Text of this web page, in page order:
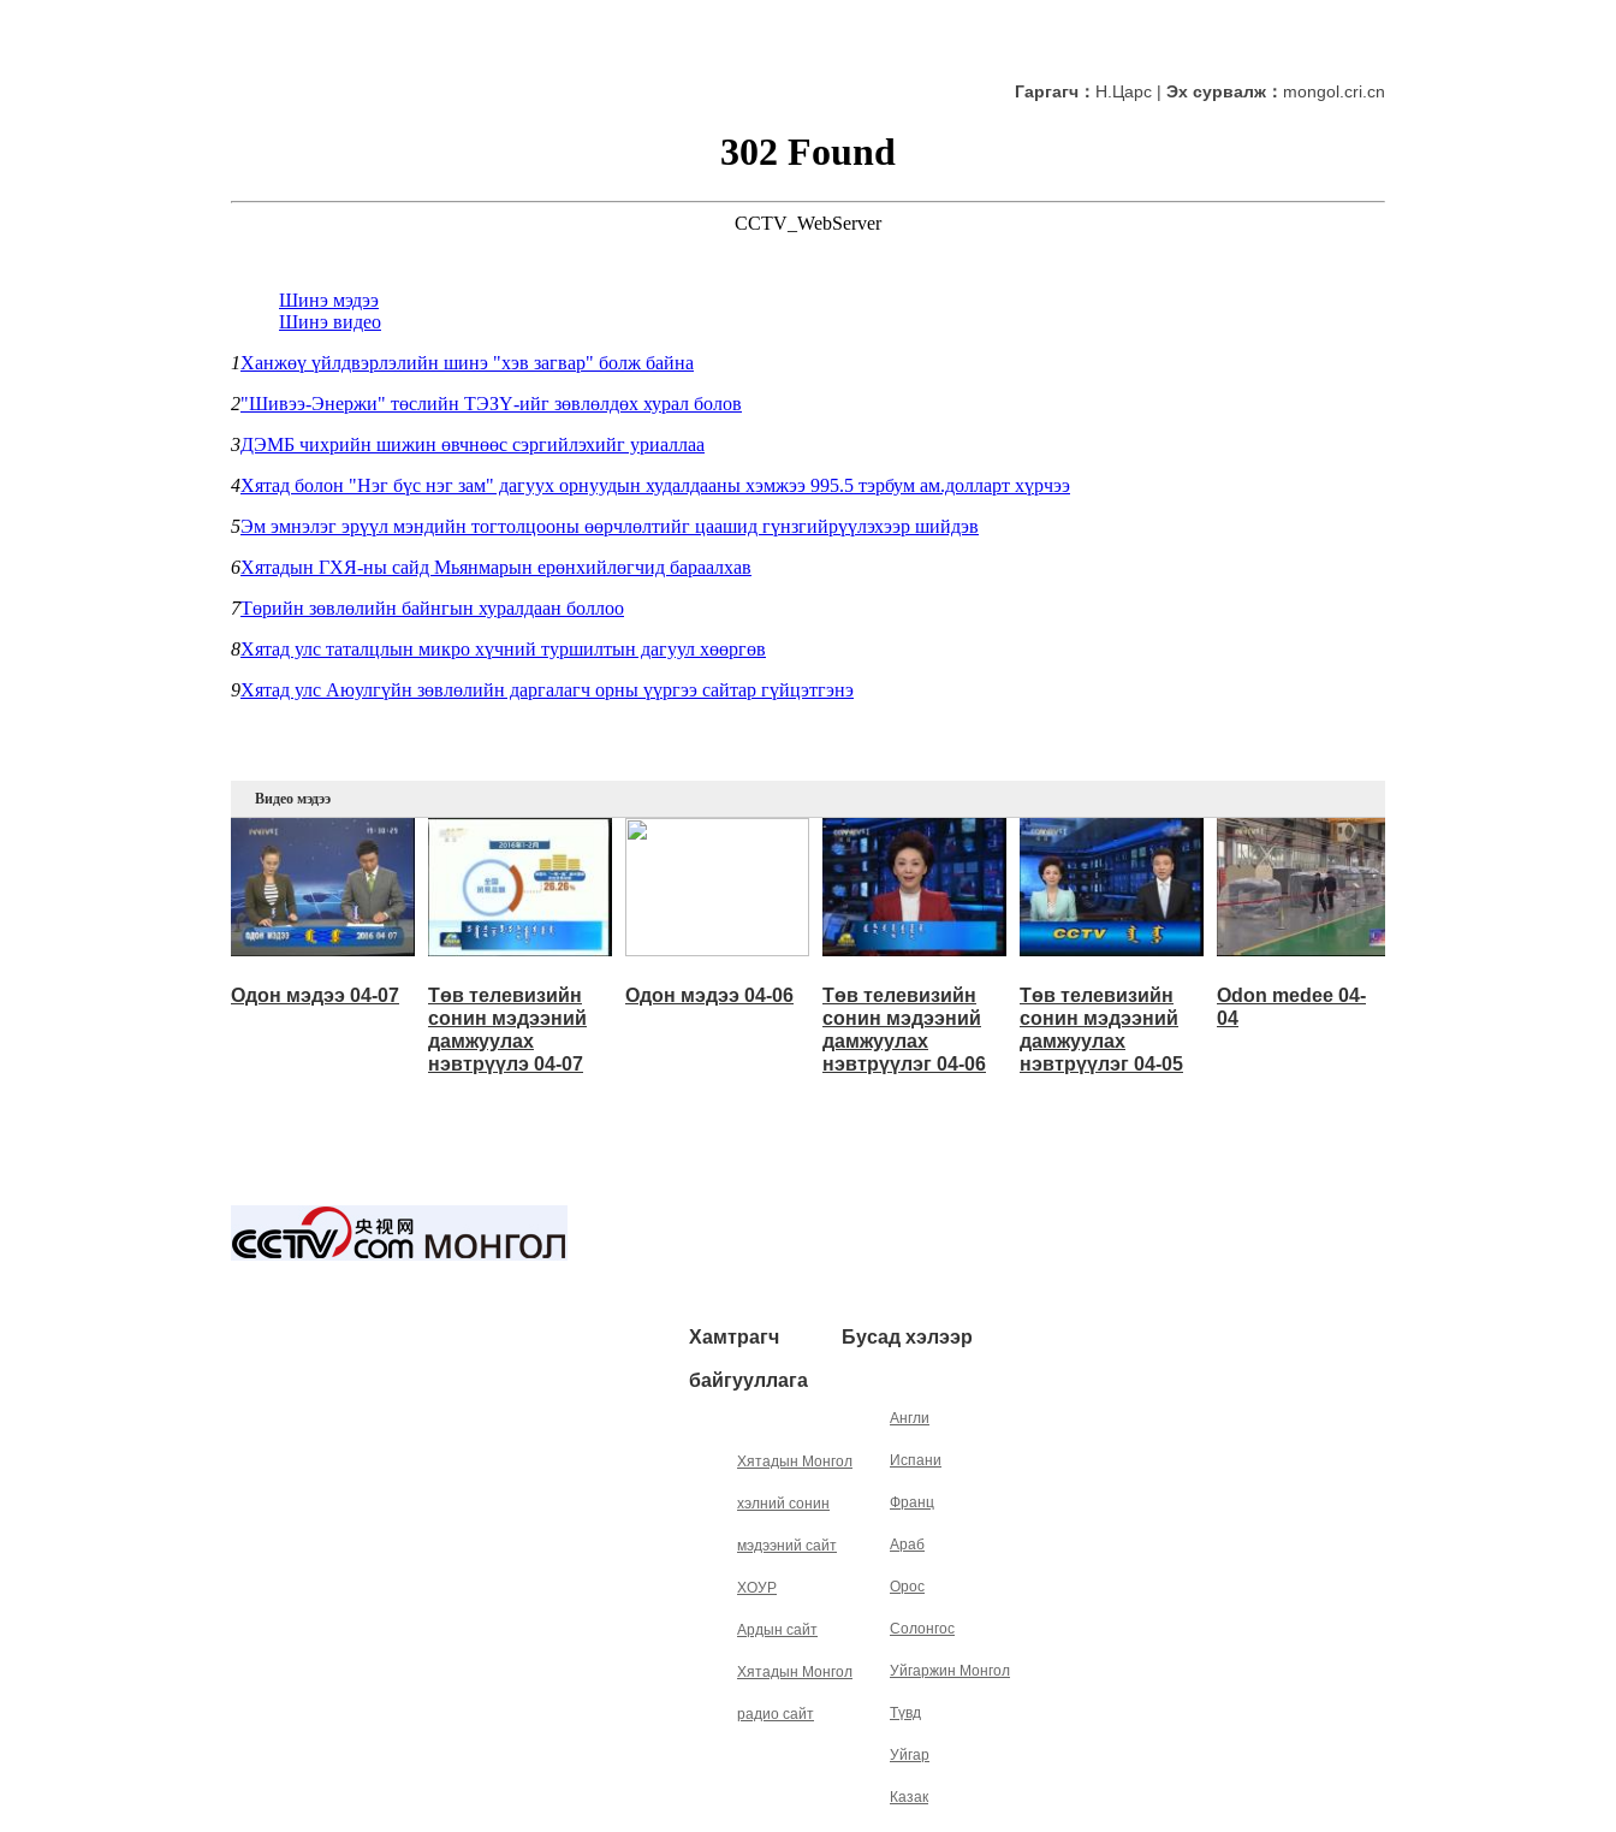
Гаргагч： Н.Царс | Эх сурвалж： mongol.cri.cn
302 Found
CCTV_WebServer
Шинэ мэдээ
Шинэ видео
1Ханжөү үйлдвэрлэлийн шинэ "хэв загвар" болж байна
2"Шивээ-Энержи" төслийн ТЭЗҮ-ийг зөвлөлдөх хурал болов
3ДЭМБ чихрийн шижин өвчнөөс сэргийлэхийг уриаллаа
4Хятад болон "Нэг бүс нэг зам" дагуух орнуудын худалдааны хэмжээ 995.5 тэрбум ам.долларт хүрчээ
5Эм эмнэлэг эрүүл мэндийн тогтолцооны өөрчлөлтийг цаашид гүнзгийрүүлэхээр шийдэв
6Хятадын ГХЯ-ны сайд Мьянмарын ерөнхийлөгчид бараалхав
7Төрийн зөвлөлийн байнгын хуралдаан боллоо
8Хятад улс таталцлын микро хүчний туршилтын дагуул хөөргөв
9Хятад улс Аюулгүйн зөвлөлийн даргалагч орны үүргээ сайтар гүйцэтгэнэ
Видео мэдээ
Одон мэдээ 04-07
Төв телевизийн
сонин мэдээний
дамжуулах
нэвтрүүлэ 04-07
Одон мэдээ 04-06
Төв телевизийн
сонин мэдээний
дамжуулах
нэвтрүүлэг 04-06
Төв телевизийн
сонин мэдээний
дамжуулах
нэвтрүүлэг 04-05
Odon medee 04-
04
Хамтрагч
байгууллага
Хятадын Монгол
хэлний сонин
мэдээний сайт
ХОУР
Ардын сайт
Хятадын Монгол
радио сайт
Бусад хэлээр
Англи
Испани
Франц
Араб
Орос
Солонгос
Уйгаржин Монгол
Түвд
Уйгар
Казак